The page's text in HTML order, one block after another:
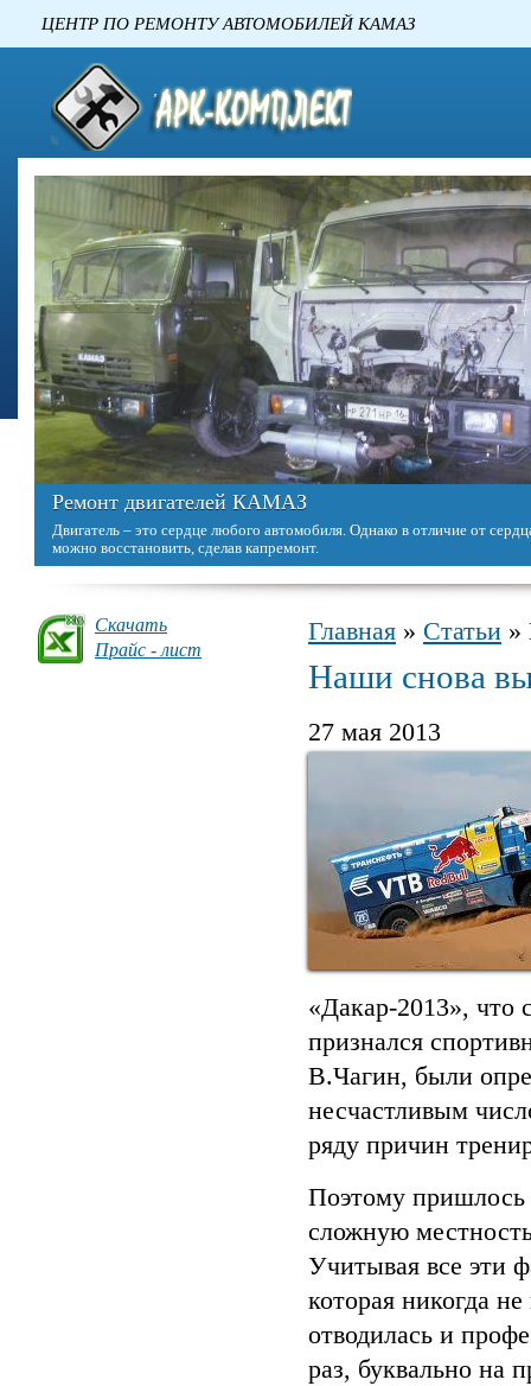
ЦЕНТР ПО РЕМОНТУ
Ремонт двигателей КАМАЗ
Двигатель – это сердце любого автомобиля. Однако в отличие от
можно восстановить, сделав капремонт.
Скачать
Прайс - лист
Вы здесь
Главная » Статьи »
Наши снова
27 мая 2013
«Дакар-2013», что
признался
В.Чагин, были
несчастливым
ряду причин
Поэтому пришлось
сложную
Учитывая все эти
которая никогда
отводилась и
раз, буквально на